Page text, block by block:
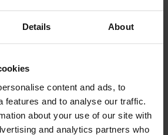
Details About
content and ads, to
features and to analyse our traffic.
about your use of our site with
and analytics partners who
over onze services, dan
opnemen.